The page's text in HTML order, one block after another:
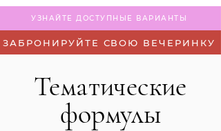
УЗНАЙТЕ ДОСТУПНЫЕ ВАРИАНТЫ
ЗАБРОНИРУЙТЕ СВОЮ ВЕЧЕРИНКУ
Тематические
формулы